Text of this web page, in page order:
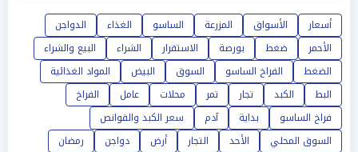
أسعار الأسواق المزرعة الساسو الغذاء
الدواجن
الأحمر
ضغط بورصة الاستقرار الشراء
البيع والشراء
الضغط
الفراخ الساسو السوق البيض
المواد الغذائية
البط
الكبد تجار تمر محلات عامل
الفراخ
فراخ الساسو
بداية آدم
سعر الكبد والقوانص
السوق المحلي
الأحد التجار أرض دواجن
رمضان